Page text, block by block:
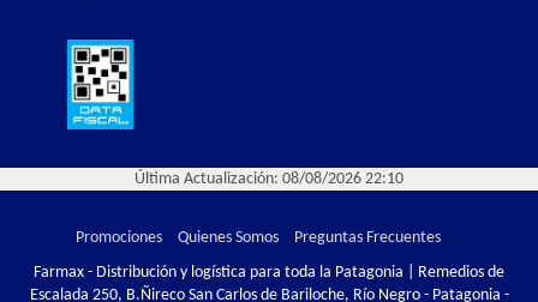
Última Actualización: 08/08/2026 22:10
Promociones Quienes Somos
Preguntas Frecuentes
Farmax - Distribución y logística para toda la Patagonia | Remedios de
Escalada 250, B.Ñireco San Carlos de Bariloche, Río Negro - Patagonia -